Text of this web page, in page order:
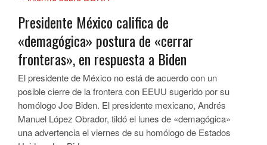
Presidente México califica de
«demagógica» postura de «cerrar
fronteras», en respuesta a Biden
El presidente de México no está de acuerdo con un
posible cierre de la frontera con EEUU sugerido por su
homólogo Joe Biden. El presidente mexicano, Andrés
Manuel López Obrador, tildó el lunes de «demagógica»
una advertencia el viernes de su homólogo de Estados